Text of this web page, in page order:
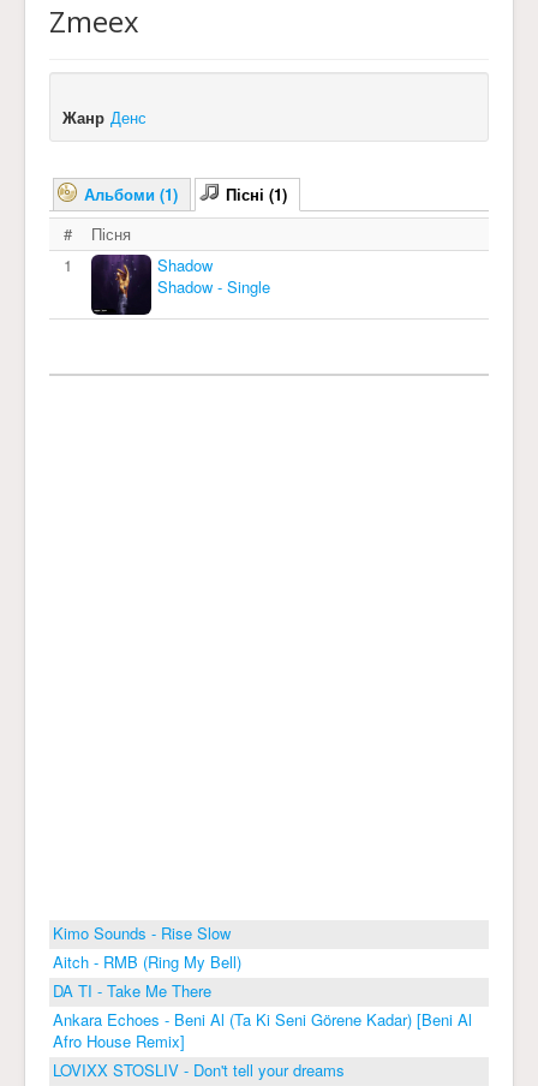
Zmeex
Жанр Денс
Альбоми (1)
Пісні (1)
#
Пісня
1
Shadow
Shadow - Single
Kimo Sounds - Rise Slow
Aitch - RMB (Ring My Bell)
DA TI - Take Me There
Ankara Echoes - Beni Al (Ta Ki Seni Görene Kadar) [Beni Al
Afro House Remix]
LOVIXX STOSLIV - Don't tell your dreams